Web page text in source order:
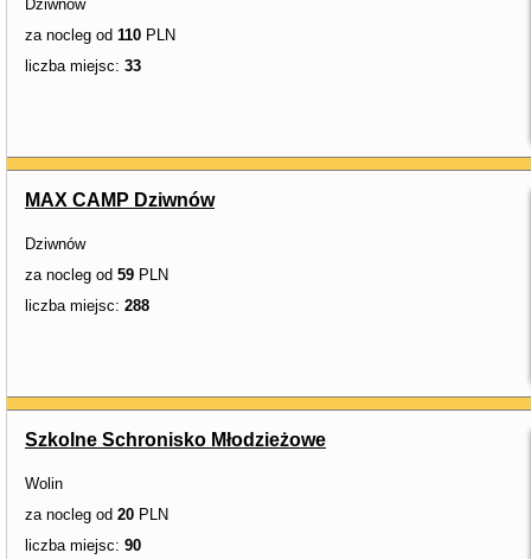
Dziwnów
za nocleg od 110 PLN
liczba miejsc: 33
MAX CAMP Dziwnów
Dziwnów
za nocleg od 59 PLN
liczba miejsc: 288
Szkolne Schronisko Młodzieżowe
Wolin
za nocleg od 20 PLN
liczba miejsc: 90